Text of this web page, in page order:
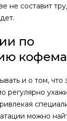
не составит
по
и о том,
регулярно
можно